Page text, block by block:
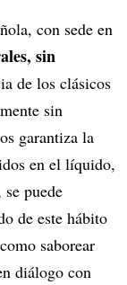
con sede en
sin
de los clásicos
sin
garantiza la
en el líquido,
puede
de este hábito
saborear
diálogo con